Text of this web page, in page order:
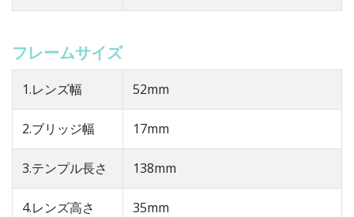
フレームサイズ
1.レンズ幅 52mm
2.ブリッジ幅 17mm
3.テンプル長さ 138mm
4.レンズ高さ 35mm